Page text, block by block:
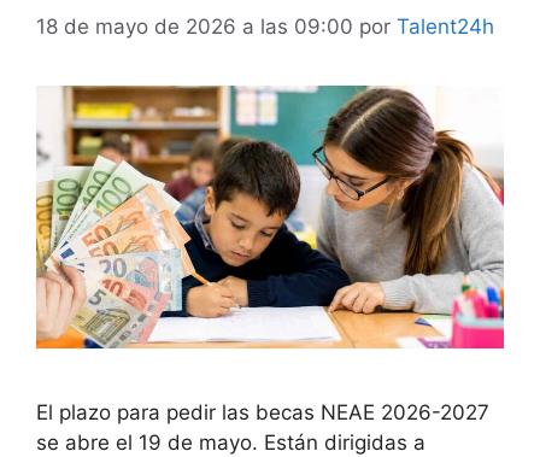
18 de mayo de 2026 a las 09:00 por Talent24h
El plazo para pedir las becas NEAE 2026-2027
se abre el 19 de mayo. Están dirigidas a